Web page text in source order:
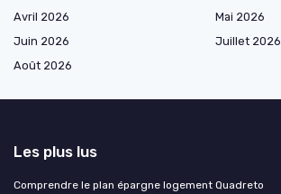
Avril 2026
Mai 2026
Juin 2026
Juillet 2026
Août 2026
Les plus lus
Comprendre le plan épargne logement Quadreto